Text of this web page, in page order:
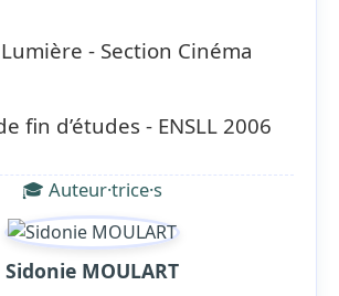
Lumière - Section Cinéma
fin d’études - ENSLL 2006
🎓 Auteur·trice·s
Sidonie MOULART